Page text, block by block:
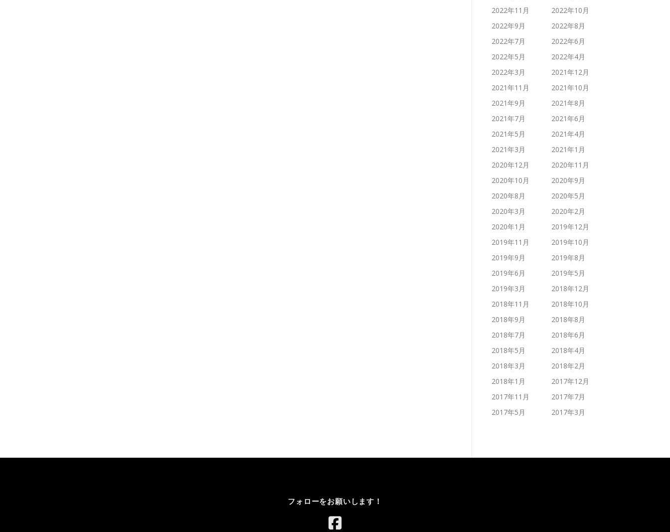
2022年11月
2022年10月
2022年9月
2022年8月
2022年7月
2022年6月
2022年5月
2022年4月
2022年3月
2021年12月
2021年11月
2021年10月
2021年9月
2021年8月
2021年7月
2021年6月
2021年5月
2021年4月
2021年3月
2021年1月
2020年12月
2020年11月
2020年10月
2020年9月
2020年8月
2020年5月
2020年3月
2020年2月
2020年1月
2019年12月
2019年11月
2019年10月
2019年9月
2019年8月
2019年6月
2019年5月
2019年3月
2018年12月
2018年11月
2018年10月
2018年9月
2018年8月
2018年7月
2018年6月
2018年5月
2018年4月
2018年3月
2018年2月
2018年1月
2017年12月
2017年11月
2017年7月
2017年5月
2017年3月
フォローをお願いします！